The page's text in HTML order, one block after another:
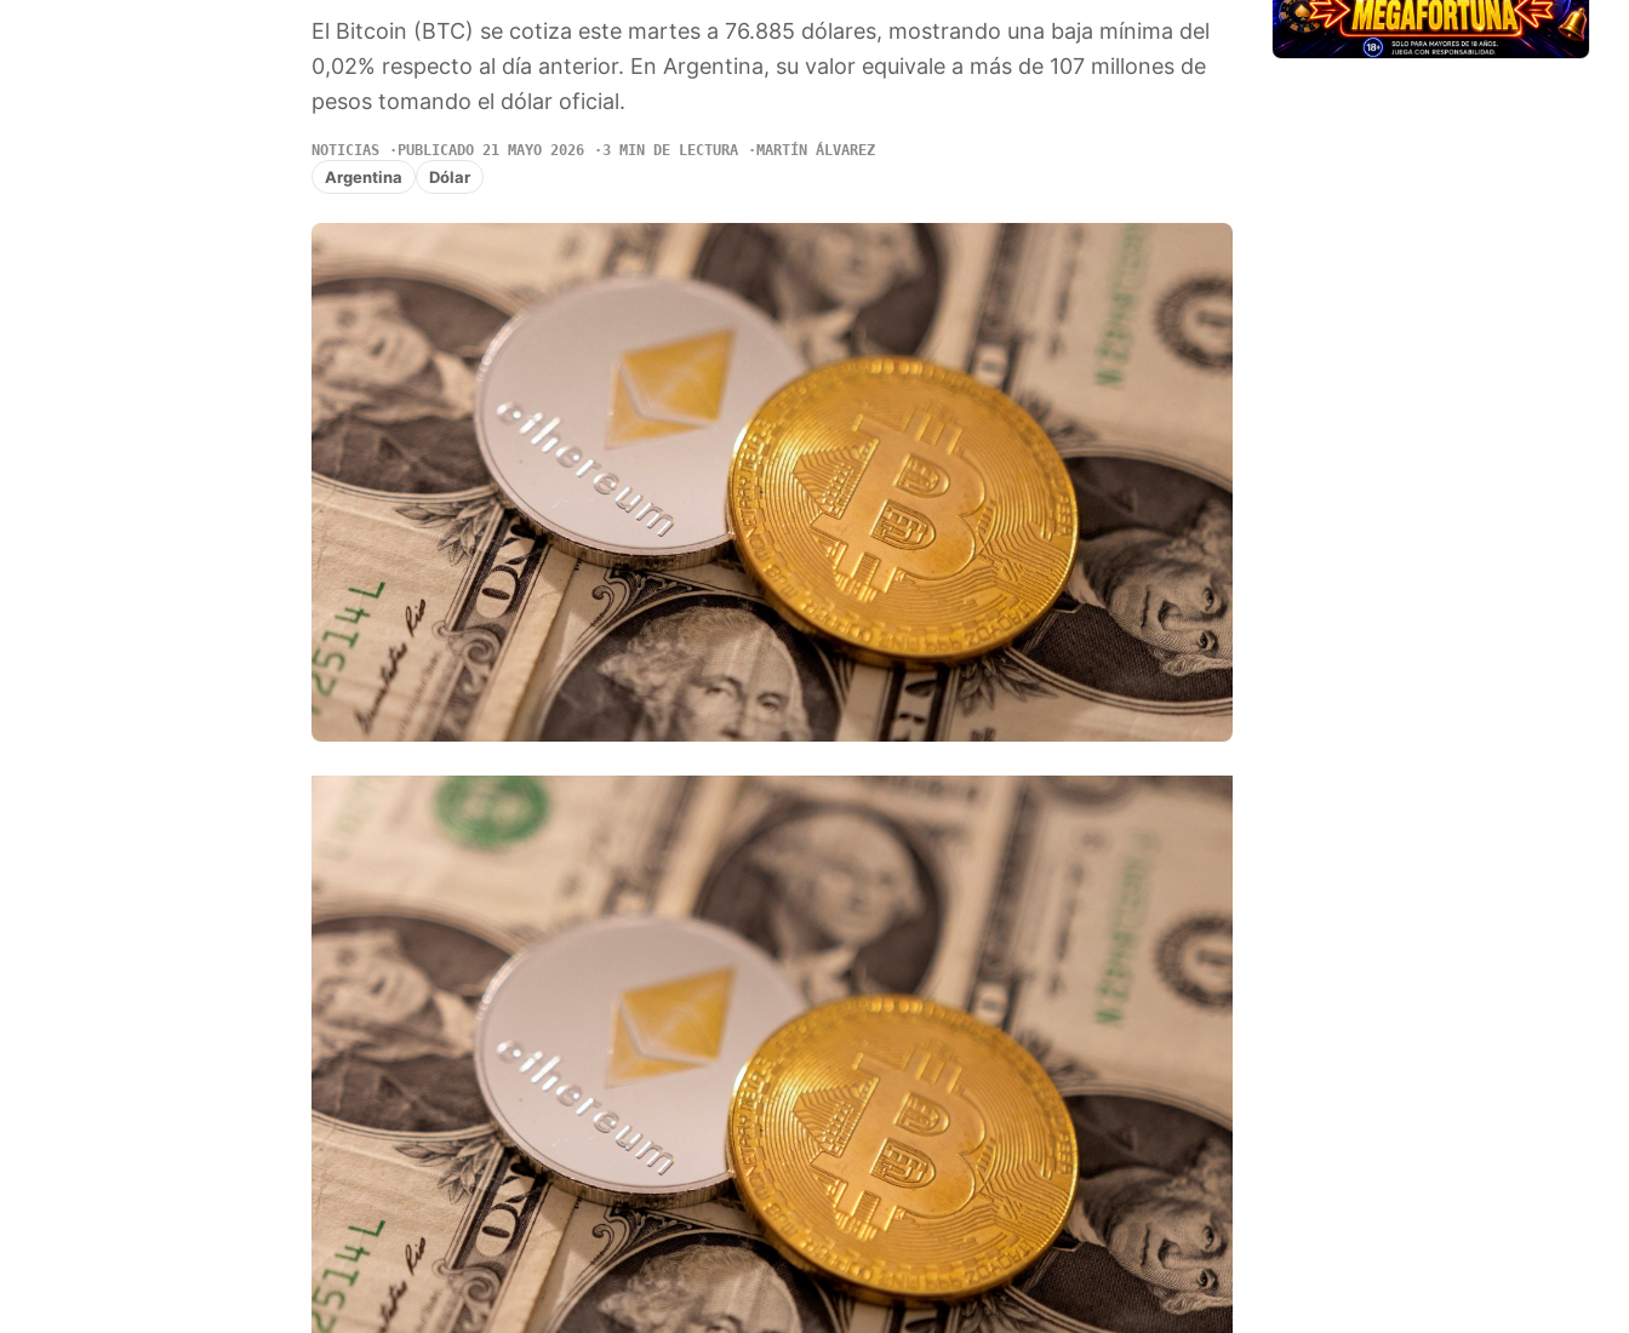
El Bitcoin (BTC) se cotiza este martes a 76.885 dólares, mostrando una baja mínima del
0,02% respecto al día anterior. En Argentina, su valor equivale a más de 107 millones de
pesos tomando el dólar oficial.
NOTICIAS PUBLICADO 21 MAYO 2026 3 MIN DE LECTURA MARTÍN ÁLVAREZ
Argentina Dólar